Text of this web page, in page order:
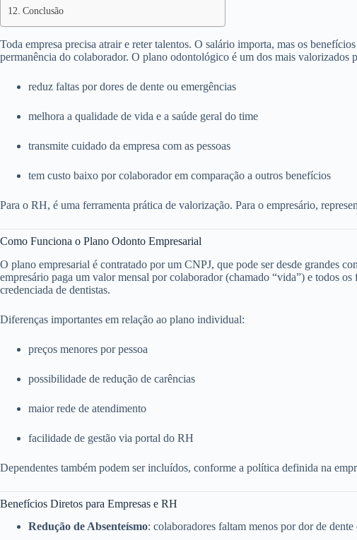
Conclusão
Toda empresa precisa atrair e reter talentos. O salário importa, mas os
permanência do colaborador. O plano odontológico é um dos mais valorizados
reduz faltas por dores de dente ou emergências
melhora a qualidade de vida e a saúde geral do time
transmite cuidado da empresa com as pessoas
tem custo baixo por colaborador em comparação a outros benefícios
Para o RH, é uma ferramenta prática de valorização. Para o empresário,
Como Funciona o Plano Odonto Empresarial
O plano empresarial é contratado por um CNPJ, que pode ser desde grandes
empresário paga um valor mensal por colaborador (chamado “vida”) e todos
credenciada de dentistas.
Diferenças importantes em relação ao plano individual:
preços menores por pessoa
possibilidade de redução de carências
maior rede de atendimento
facilidade de gestão via portal do RH
Dependentes também podem ser incluídos, conforme a política definida na
Benefícios Diretos para Empresas e RH
Redução de Absenteísmo: colaboradores faltam menos por dor de